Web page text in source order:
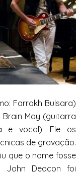
Farrokh Bulsara)
May (guitarra
e vocal). Ele os
de gravação.
que o nome fosse
John Deacon foi